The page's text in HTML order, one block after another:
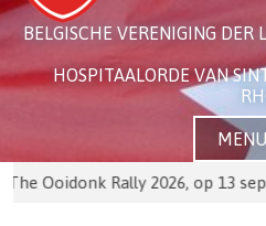
BELGISCHE VERENIGING DER
HOSPITAALORDE VAN
MENU
Rally 2026, op 13